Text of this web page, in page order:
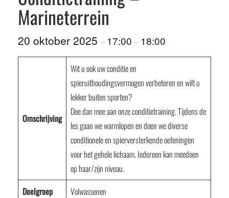
Marineterrein
20 oktober 2025 – 17:00 – 18:00
Omschrijving
Wit u ook uw conditie en
spieruithoudingsvermogen verbeteren en wilt u
lekker buiten sporten?
Doe dan mee aan onze conditietraining. Tijdens de
les gaan we warmlopen en doen we diverse
conditionele en spierversterkende oefeningen
voor het gehele lichaam. Iedereen kan meedoen
op haar/zijn niveau.
Doelgroep
Volwassenen